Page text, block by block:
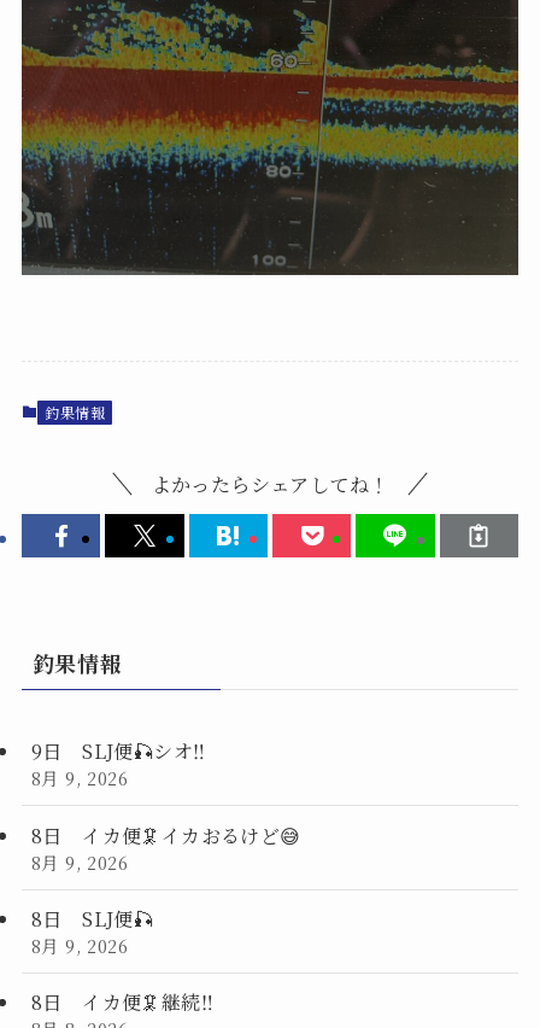
釣果情報
よかったらシェアしてね！
釣果情報
9日 SLJ便🎣シオ‼️
8月 9, 2026
8日 イカ便🦑イカおるけど😅
8月 9, 2026
8日 SLJ便🎣
8月 9, 2026
8日 イカ便🦑継続‼️